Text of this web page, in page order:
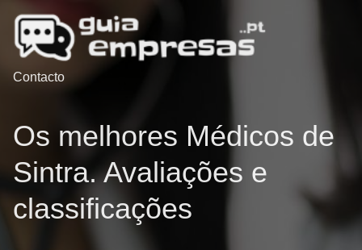
Contacto
Os melhores Médicos de
Sintra. Avaliações e
classificações